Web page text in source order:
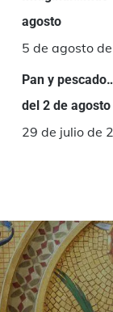
agosto
5 de agosto
Pan y
del 2 de agosto
29 de julio de